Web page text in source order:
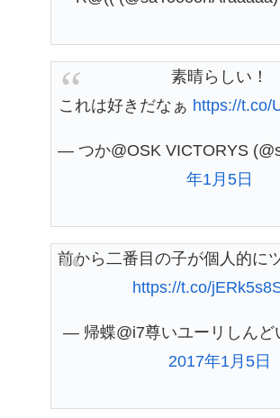
素晴らしい！
これは好きだなぁ https://t.co/
— つか@OSK VICTORYS
年1月5日
前から二番目の子が個人的に
https://t.co/
— 帰蝶@i7尊いユーリしんど
2017年1月5日